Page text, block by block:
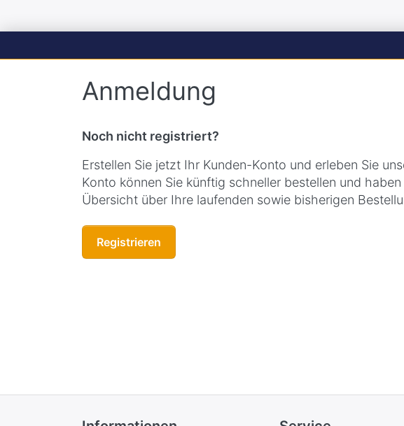
Anmeldung
Noch nicht registriert?
Erstellen Sie jetzt Ihr Kunden-Konto und erleben Sie
Konto können Sie künftig schneller bestellen und
Übersicht über Ihre laufenden sowie bisherigen
Registrieren